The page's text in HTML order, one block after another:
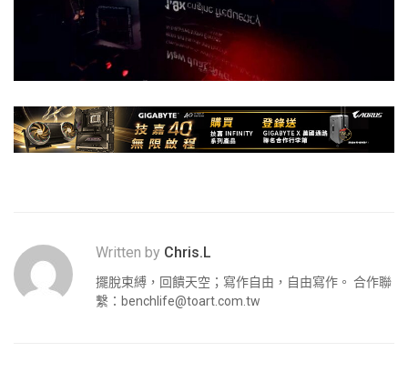
Written by Chris.L
擺脫束縛，回饋天空；寫作自由，自由寫作。 合作聯
繫： benchlife@toart.com.tw